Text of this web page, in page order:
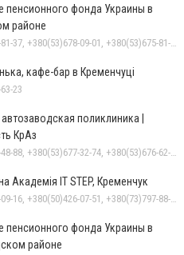
пенсионного фонда Украины в
районе
+380(53)675-81-37, +380(53)678-09-01, +380(53)675-81-32, +380(53)675-81-40, +380(53)675-81-33, +380(53)675-81-38, +380(53)675-81-31, +380(53)678-08-87
кафе-бар в Кременчуці
23
поликлиника |
КрАз
+380(53)677-48-88, +380(53)677-32-74, +380(53)676-62-99, +380536766187
Академія IT STEP, Кременчук
+380(67)899-09-16, +380(50)426-07-51, +380(73)797-88-17
пенсионного фонда Украины в
районе